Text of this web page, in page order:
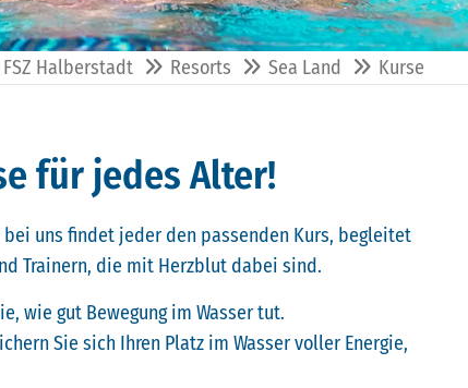
FSZ Halberstadt Resorts Sea Land Kurse
für jedes Alter!
uns findet jeder den passenden Kurs, begleitet
Trainern, die mit Herzblut dabei sind.
wie gut Bewegung im Wasser tut.
Sie sich Ihren Platz im Wasser voller Energie,